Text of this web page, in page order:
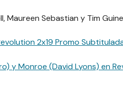
Maureen Sebastian y Tim
2x19 Promo